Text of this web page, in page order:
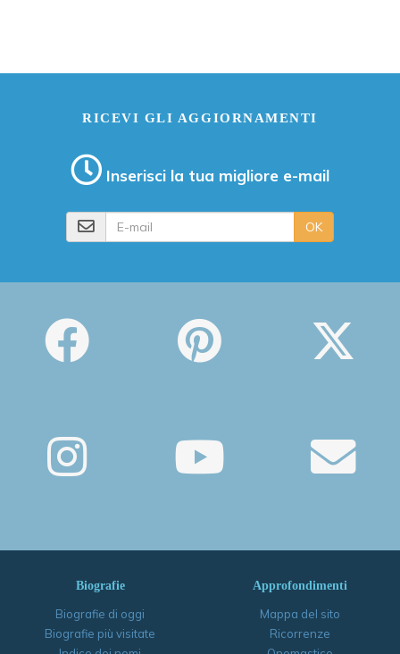
RICEVI GLI AGGIORNAMENTI
Inserisci la tua migliore e-mail
OK
Biografie
Biografie di oggi
Biografie più visitate
Approfondimenti
Mappa del sito
Ricorrenze